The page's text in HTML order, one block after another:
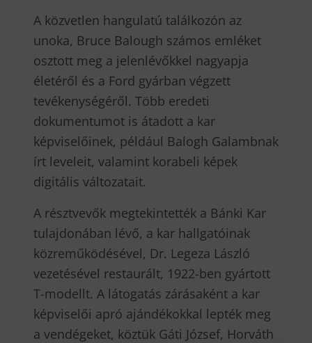
A közvetlen hangulatú találkozón az
unoka, Bruce Balough számos emléket
osztott meg a jelenlévőkkel nagyapja
életéről és a Ford gyárban végzett
tevékenységéről. Több eredeti
dokumentumot is átadott a kar
képviselőinek, például Balogh Galambnak
írt leveleit, valamint korabeli képek
digitális változatait.
A résztvevők megtekintették a Bánki Kar
tulajdonában lévő, a kar hallgatóinak
közreműködésével, Dr. Legeza László
vezetésével restaurált, 1922-ben gyártott
T-modellt. A látogatás zárásaként a kar
képviselői apró ajándékokkal lepték meg
a vendégeket, köztük Gáti József, Horváth